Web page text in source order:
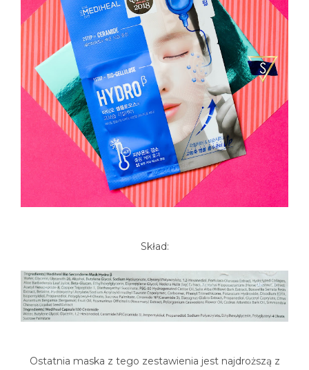
Skład:
Ostatnia maska z tego zestawienia jest najdroższą z